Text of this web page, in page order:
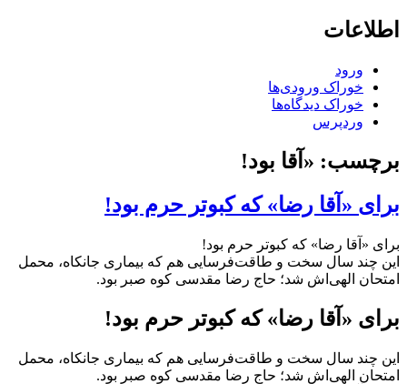
اطلاعات
ورود
خوراک ورودی‌ها
خوراک دیدگاه‌ها
وردپرس
برچسب: «آقا بود!
برای «آقا رضا» که کبوتر حرم بود!
برای «آقا رضا» که کبوتر حرم بود!
این چند سال سخت و طاقت‌فرسایی هم که بیماری جانکاه، محمل
امتحان الهی‌اش شد؛ حاج رضا مقدسی کوه صبر بود.
برای «آقا رضا» که کبوتر حرم بود!
این چند سال سخت و طاقت‌فرسایی هم که بیماری جانکاه، محمل
امتحان الهی‌اش شد؛ حاج رضا مقدسی کوه صبر بود.